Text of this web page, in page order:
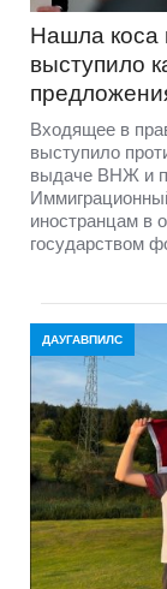
Нашла коса
выступило
Входящее в
выступило
выдаче ВНЖ и
иностранцам в
государством
ДАУГАВПИЛС